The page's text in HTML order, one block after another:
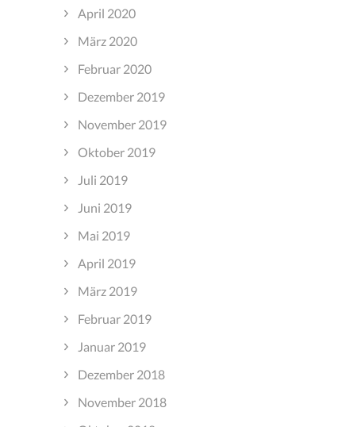
April 2020
März 2020
Februar 2020
Dezember 2019
November 2019
Oktober 2019
Juli 2019
Juni 2019
Mai 2019
April 2019
März 2019
Februar 2019
Januar 2019
Dezember 2018
November 2018